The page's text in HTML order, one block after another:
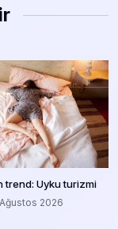
trend: Uyku turizmi
2026